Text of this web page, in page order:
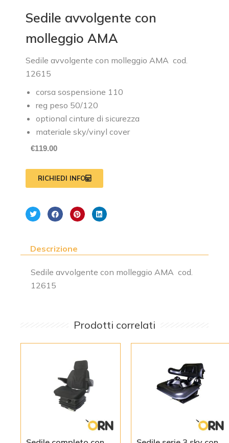
Sedile avvolgente con
molleggio AMA
Sedile avvolgente con molleggio AMA cod.
12615
corsa sospensione 110
reg peso 50/120
optional cinture di sicurezza
materiale sky/vinyl cover
€119.00
RICHIEDI INFO
Descrizione
Sedile avvolgente con molleggio AMA cod.
12615
Prodotti correlati